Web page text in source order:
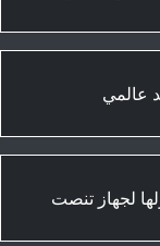
عالمي
لجهاز تنصت